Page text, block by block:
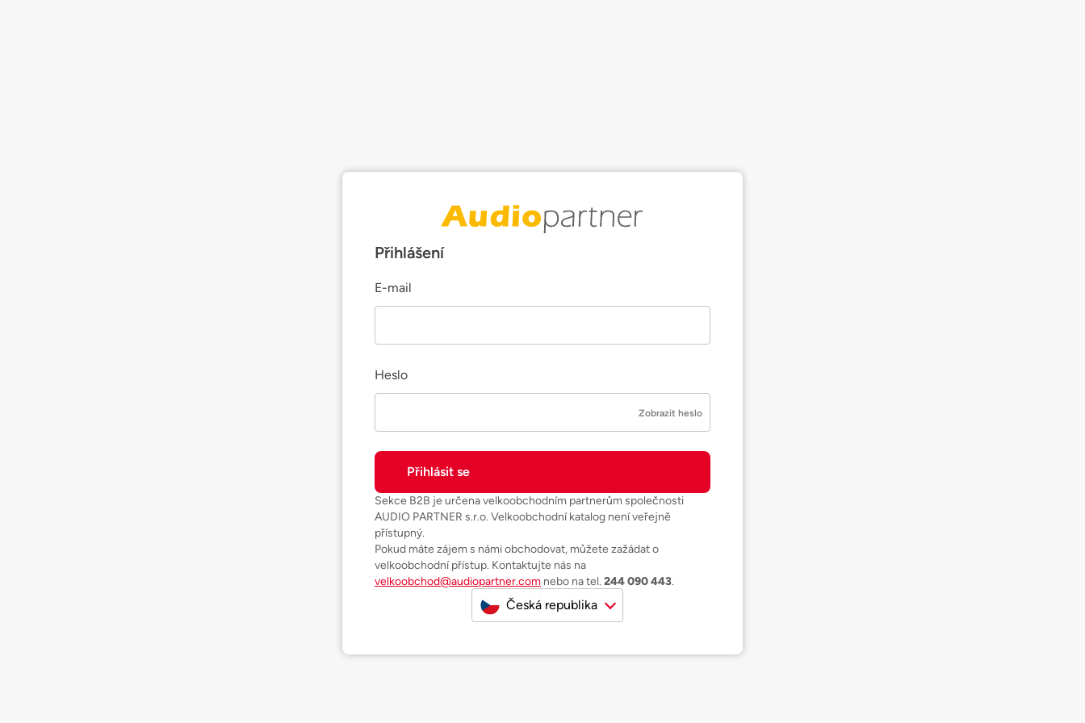
Přihlášení
E-mail
Heslo
Zobrazit heslo
Sekce B2B je určena velkoobchodním partnerům společnosti
AUDIO PARTNER s.r.o. Velkoobchodní katalog není veřejně
přístupný.
Pokud máte zájem s námi obchodovat, můžete zažádat o
velkoobchodní přístup. Kontaktujte nás na
velkoobchod@audiopartner.com nebo na tel. 244 090 443.
Česká republika